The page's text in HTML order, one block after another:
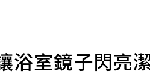
浴室鏡子閃亮